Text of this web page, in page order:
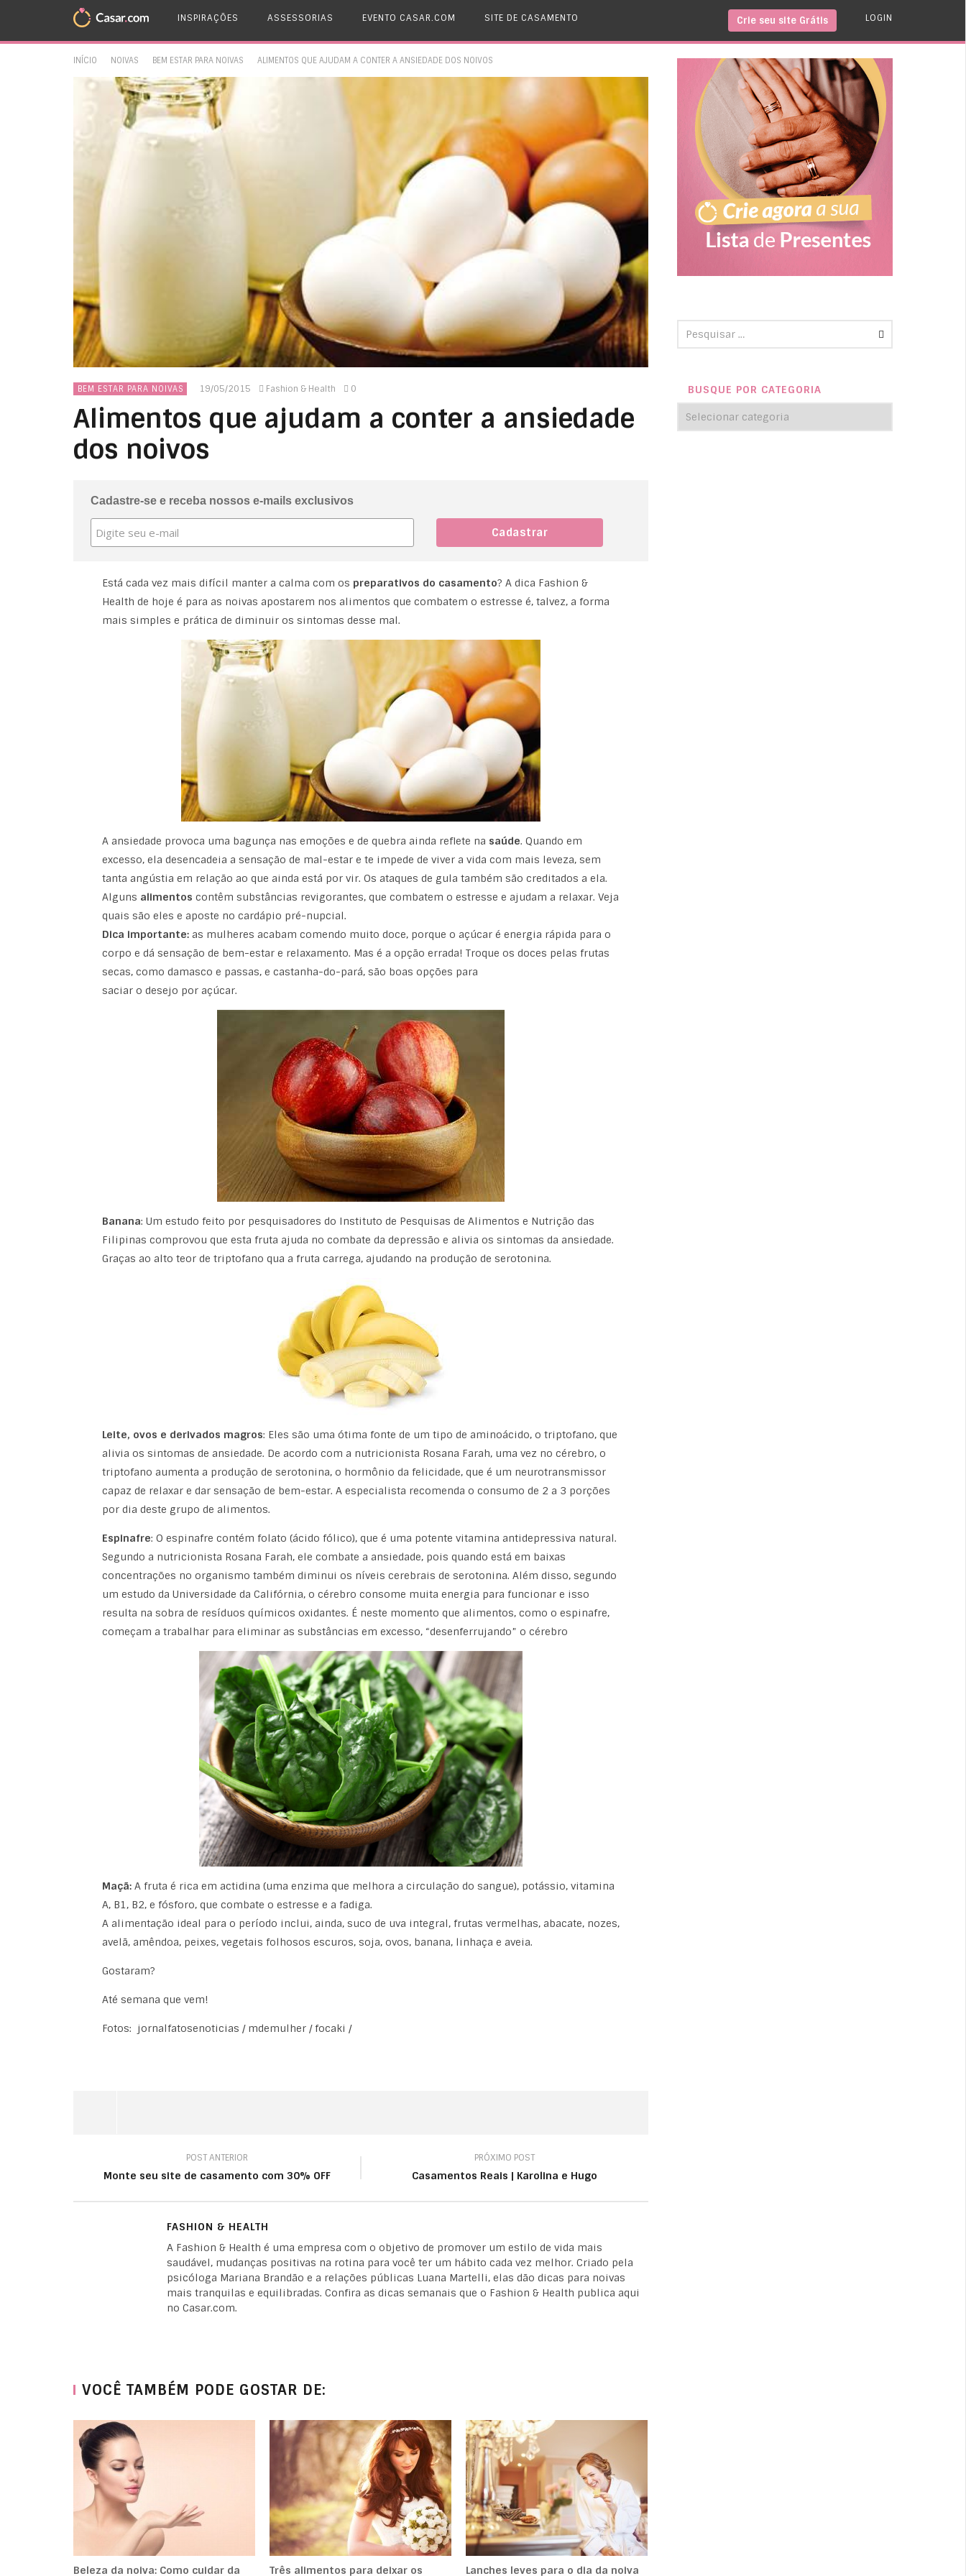
INSPIRAÇÕES ASSESSORIAS EVENTO CASAR.COM SITE DE CASAMENTO LOGIN
Crie seu site Grátis
INÍCIO NOIVAS BEM ESTAR PARA NOIVAS ALIMENTOS QUE AJUDAM A CONTER A ANSIEDADE DOS NOIVOS
BEM ESTAR PARA NOIVAS 19/05/2015 Fashion & Health 0
Alimentos que ajudam a conter a ansiedade
dos noivos
Cadastre-se e receba nossos e-mails exclusivos
Está cada vez mais difícil manter a calma com os preparativos do casamento? A dica Fashion &
Health de hoje é para as noivas apostarem nos alimentos que combatem o estresse é, talvez, a forma
mais simples e prática de diminuir os sintomas desse mal.
A ansiedade provoca uma bagunça nas emoções e de quebra ainda reflete na saúde. Quando em
excesso, ela desencadeia a sensação de mal-estar e te impede de viver a vida com mais leveza, sem
tanta angústia em relação ao que ainda está por vir. Os ataques de gula também são creditados a ela.
Alguns alimentos contêm substâncias revigorantes, que combatem o estresse e ajudam a relaxar. Veja
quais são eles e aposte no cardápio pré-nupcial.
Dica importante:as mulheres acabam comendo muito doce, porque o açúcar é energia rápida para o
corpo e dá sensação de bem-estar e relaxamento. Mas é a opção errada! Troque os doces pelas frutas
secas, como damasco e passas, e castanha-do-pará, são boas opções para
saciar o desejo por açúcar.
Banana: Um estudo feito por pesquisadores do Instituto de Pesquisas de Alimentos e Nutrição das
Filipinas comprovou que esta fruta ajuda no combate da depressão e alivia os sintomas da ansiedade.
Graças ao alto teor de triptofano qua a fruta carrega, ajudando na produção de serotonina.
Leite, ovos e derivados magros: Eles são uma ótima fonte de um tipo de aminoácido, o triptofano, que
alivia os sintomas de ansiedade. De acordo com a nutricionista Rosana Farah, uma vez no cérebro, o
triptofano aumenta a produção de serotonina, o hormônio da felicidade, que é um neurotransmissor
capaz de relaxar e dar sensação de bem-estar. A especialista recomenda o consumo de 2 a 3 porções
por dia deste grupo de alimentos.
Espinafre: O espinafre contém folato (ácido fólico), que é uma potente vitamina antidepressiva natural.
Segundo a nutricionista Rosana Farah, ele combate a ansiedade, pois quando está em baixas
concentrações no organismo também diminui os níveis cerebrais de serotonina. Além disso, segundo
um estudo da Universidade da Califórnia, o cérebro consome muita energia para funcionar e isso
resulta na sobra de resíduos químicos oxidantes. É neste momento que alimentos, como o espinafre,
começam a trabalhar para eliminar as substâncias em excesso, “desenferrujando” o cérebro
Maçã: A fruta é rica em actidina (uma enzima que melhora a circulação do sangue), potássio, vitamina
A, B1, B2, e fósforo, que combate o estresse e a fadiga.
A alimentação ideal para o período inclui, ainda, suco de uva integral, frutas vermelhas, abacate, nozes,
avelã, amêndoa, peixes, vegetais folhosos escuros, soja, ovos, banana, linhaça e aveia.
Gostaram?
Até semana que vem!
Fotos: jornalfatosenoticias / mdemulher / focaki /
POST ANTERIOR
Monte seu site de casamento com 30% OFF
PRÓXIMO POST
Casamentos Reais | Karolina e Hugo
FASHION & HEALTH
A Fashion & Health é uma empresa com o objetivo de promover um estilo de vida mais
saudável, mudanças positivas na rotina para você ter um hábito cada vez melhor. Criado pela
psicóloga Mariana Brandão e a relações públicas Luana Martelli, elas dão dicas para noivas
mais tranquilas e equilibradas. Confira as dicas semanais que o Fashion & Health publica aqui
no Casar.com.
VOCÊ TAMBÉM PODE GOSTAR DE:
Beleza da noiva: Como cuidar da Três alimentos para deixar os Lanches leves para o dia da noiva
BUSQUE POR CATEGORIA